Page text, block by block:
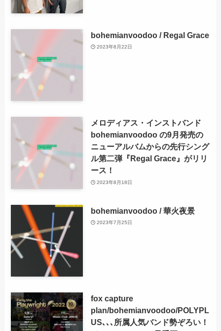
bohemianvoodoo / Regal Grace
2023年8月22日
メロディアス・インストバンド
bohemianvoodoo の9月発売の
ニューアルバムからの先行シング
ル第二弾『Regal Grace』がリリ
ース！
2023年8月18日
bohemianvoodoo / 華火夜景
2023年7月25日
fox capture
plan/bohemianvoodoo/POLYPL
US､､､所属人気バンド勢ぞろい！